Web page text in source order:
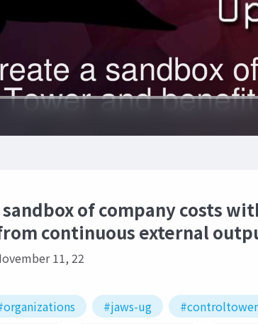
of company costs
continuous external
11, 22
#jaws-ug #controltower